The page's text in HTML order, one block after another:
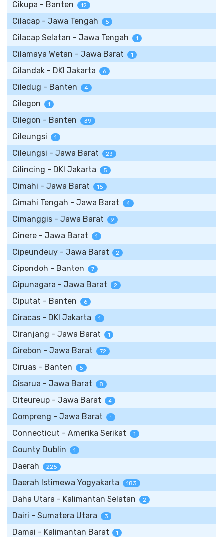
Cikupa - Banten 12
Cilacap - Jawa Tengah 5
Cilacap Selatan - Jawa Tengah 1
Cilamaya Wetan - Jawa Barat 1
Cilandak - DKI Jakarta 6
Ciledug - Banten 4
Cilegon 1
Cilegon - Banten 39
Cileungsi 1
Cileungsi - Jawa Barat 23
Cilincing - DKI Jakarta 5
Cimahi - Jawa Barat 15
Cimahi Tengah - Jawa Barat 4
Cimanggis - Jawa Barat 9
Cinere - Jawa Barat 1
Cipeundeuy - Jawa Barat 2
Cipondoh - Banten 7
Cipunagara - Jawa Barat 2
Ciputat - Banten 6
Ciracas - DKI Jakarta 1
Ciranjang - Jawa Barat 1
Cirebon - Jawa Barat 72
Ciruas - Banten 5
Cisarua - Jawa Barat 8
Citeureup - Jawa Barat 4
Compreng - Jawa Barat 1
Connecticut - Amerika Serikat 1
County Dublin 1
Daerah 225
Daerah Istimewa Yogyakarta 183
Daha Utara - Kalimantan Selatan 2
Dairi - Sumatera Utara 3
Damai - Kalimantan Barat 1